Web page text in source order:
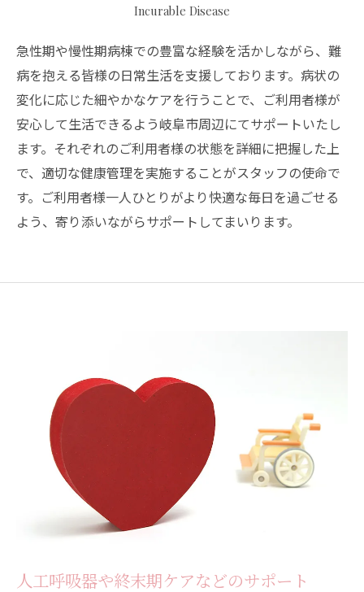
Incurable Disease
急性期や慢性期病棟での豊富な経験を活かしながら、難
病を抱える皆様の日常生活を支援しております。病状の
変化に応じた細やかなケアを行うことで、ご利用者様が
安心して生活できるよう岐阜市周辺にてサポートいたし
ます。それぞれのご利用者様の状態を詳細に把握した上
で、適切な健康管理を実施することがスタッフの使命で
す。ご利用者様一人ひとりがより快適な毎日を過ごせる
よう、寄り添いながらサポートしてまいります。
人工呼吸器や終末期ケアなどのサポート